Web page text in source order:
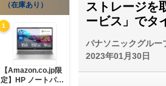
ストレージを
ービス」でタ
パナソニックグルー
2023年01月30日
（在庫あり）
1
【Amazon.co.jp限
定】HP ノートパソ